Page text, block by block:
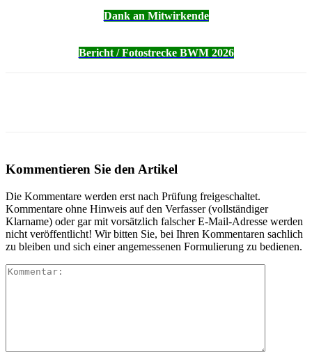
Dank an Mitwirkende
Bericht / Fotostrecke BWM 2026
Kommentieren Sie den Artikel
Die Kommentare werden erst nach Prüfung freigeschaltet.
Kommentare ohne Hinweis auf den Verfasser (vollständiger
Klarname) oder gar mit vorsätzlich falscher E-Mail-Adresse werden
nicht veröffentlicht! Wir bitten Sie, bei Ihren Kommentaren sachlich
zu bleiben und sich einer angemessenen Formulierung zu bedienen.